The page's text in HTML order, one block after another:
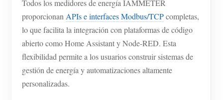
Automatización del hogar
Monitoreo energético de fábrica
Documentación
Videos tutoriales
FAQ
Noticias
Programa de contribuidores
Centro de contribuidores
Actividades IAMMETER
Soluciones
Contacto
Sobre nosotros
Todos los medidores de energía IAMMETER
proporcionanAPIs e interfaces Modbus/TCPcompletas,
lo que facilita la integración con plataformas de código
abierto como Home Assistant y Node-RED. Esta
flexibilidad permite a los usuarios construir sistemas de
gestión de energía y automatizaciones altamente
personalizadas.